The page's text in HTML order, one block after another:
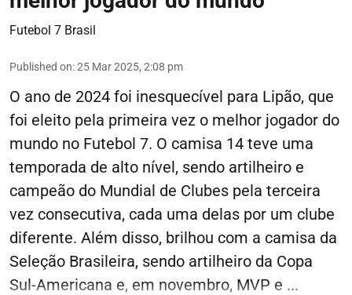
Futebol 7 Brasil
Published on:25 Mar 2025, 2:08 pm
O ano de 2024 foi inesquecível para Lipão, que
foi eleito pela primeira vez o melhor jogador do
mundo no Futebol 7. O camisa 14 teve uma
temporada de alto nível, sendo artilheiro e
campeão do Mundial de Clubes pela terceira
vez consecutiva, cada uma delas por um clube
diferente. Além disso, brilhou com a camisa da
Seleção Brasileira, sendo artilheiro da Copa
Sul-Americana e, em novembro, MVP e ...